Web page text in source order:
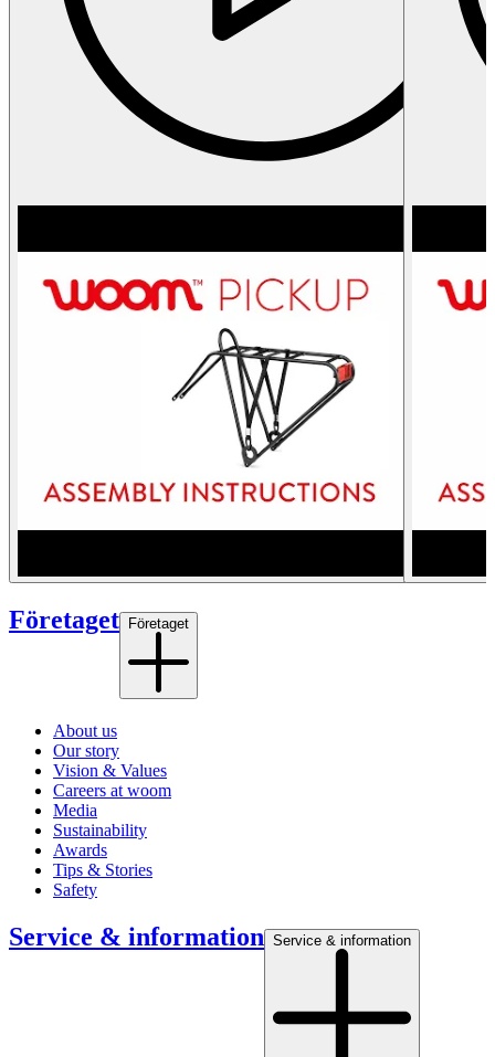
Företaget Företaget
About us
Our story
Vision & Values
Careers at woom
Media
Sustainability
Awards
Tips & Stories
Safety
Service & information Service & information